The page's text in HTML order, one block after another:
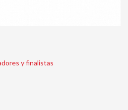
y finalistas